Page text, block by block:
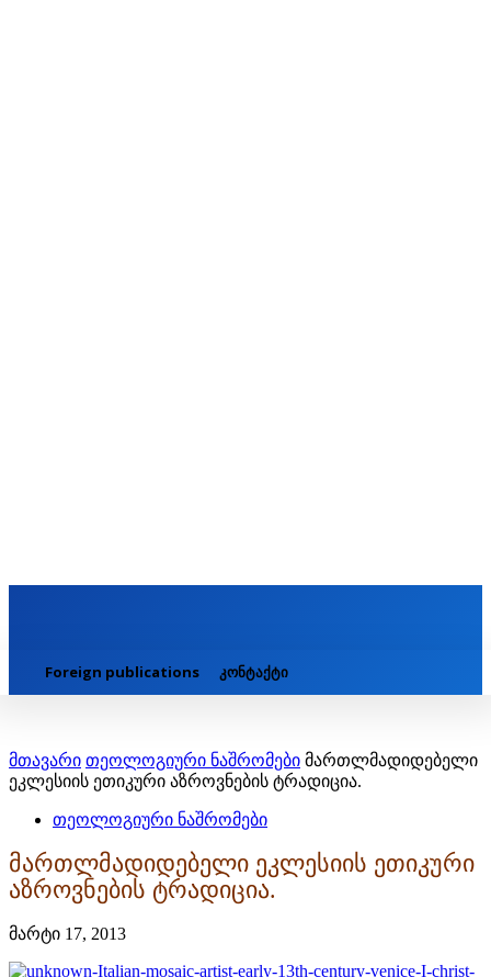
Foreign publications კონტაქტი
მთავარი თეოლოგიური ნაშრომები მართლმადიდებელი
ეკლესიის ეთიკური აზროვნების ტრადიცია.
თეოლოგიური ნაშრომები
მართლმადიდებელი ეკლესიის ეთიკური
აზროვნების ტრადიცია.
მარტი 17, 2013